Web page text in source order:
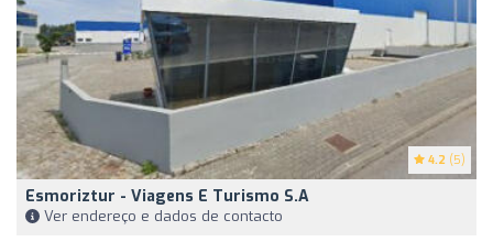
4.2 (5)
Esmoriztur - Viagens E Turismo S.A
Ver endereço e dados de contacto